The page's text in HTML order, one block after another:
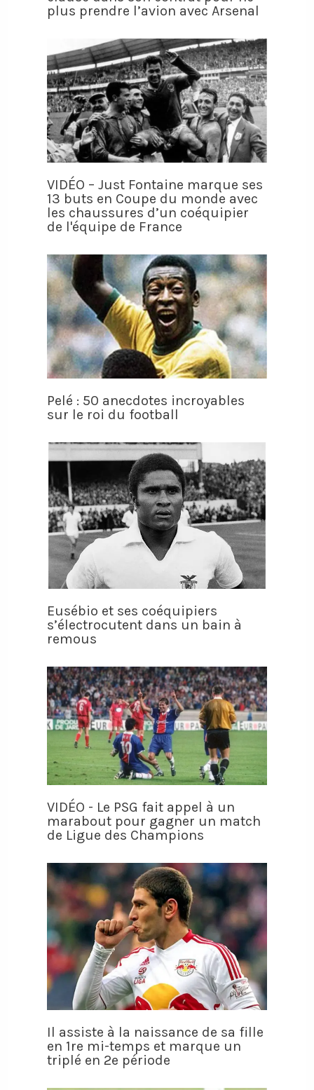
plus prendre l’avion avec Arsenal
VIDÉO – Just Fontaine marque ses
13 buts en Coupe du monde avec
les chaussures d’un coéquipier
de l'équipe de France
Pelé : 50 anecdotes incroyables
sur le roi du football
Eusébio et ses coéquipiers
s’électrocutent dans un bain à
remous
VIDÉO - Le PSG fait appel à un
marabout pour gagner un match
de Ligue des Champions
Il assiste à la naissance de sa fille
en 1re mi-temps et marque un
triplé en 2e période